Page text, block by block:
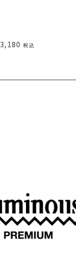
3,180 税込